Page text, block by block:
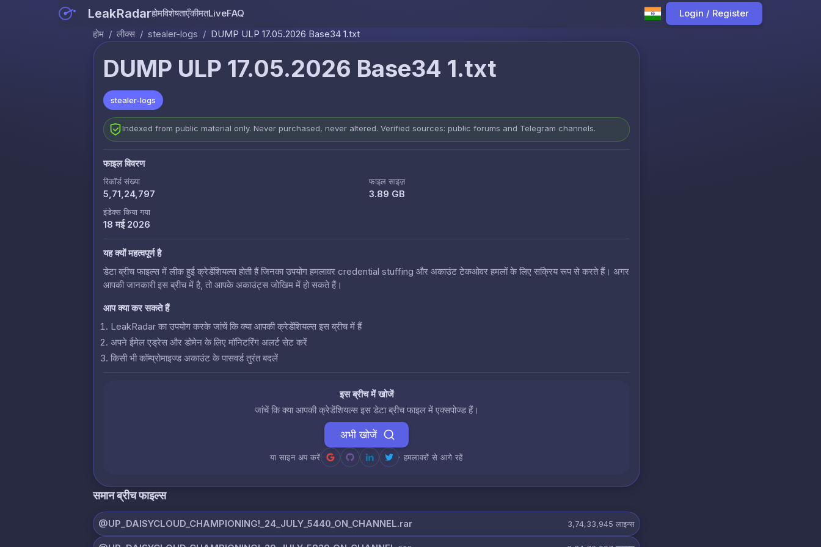
LeakRadarहोमविशेषताएँकीमतLiveFAQ
Login / Register
होम / लीक्स / stealer-logs / DUMP ULP 17.05.2026 Base34 1.txt
DUMP ULP 17.05.2026 Base34 1.txt
stealer-logs
Indexed from public material only. Never purchased, never altered. Verified sources: public forums and Telegram channels.
फाइल विवरण
रिकॉर्ड संख्या
5,71,24,797
फाइल साइज़
3.89 GB
इंडेक्स किया गया
18 मई 2026
यह क्यों महत्वपूर्ण है
डेटा ब्रीच फाइल्स में लीक हुई क्रेडेंशियल्स होती हैं जिनका उपयोग हमलावर credential stuffing और अकाउंट टेकओवर हमलों के लिए सक्रिय रूप से करते हैं। अगर
आपकी जानकारी इस ब्रीच में है, तो आपके अकाउंट्स जोखिम में हो सकते हैं।
आप क्या कर सकते हैं
LeakRadar का उपयोग करके जांचें कि क्या आपकी क्रेडेंशियल्स इस ब्रीच में हैं
अपने ईमेल एड्रेस और डोमेन के लिए मॉनिटरिंग अलर्ट सेट करें
किसी भी कॉम्प्रोमाइज्ड अकाउंट के पासवर्ड तुरंत बदलें
इस ब्रीच में खोजें
जांचें कि क्या आपकी क्रेडेंशियल्स इस डेटा ब्रीच फाइल में एक्सपोज्ड हैं।
अभी खोजें
या साइन अप करें · हमलावरों से आगे रहें
समान ब्रीच फाइल्स
@UP_DAISYCLOUD_CHAMPIONING!_24_JULY_5440_ON_CHANNEL.rar 3,74,33,945 लाइन्स